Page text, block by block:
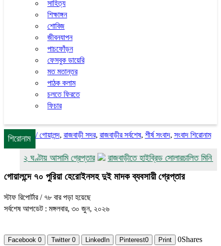
সাহিত্য
শিক্ষাঙ্গন
শোবিজ
জীবনযাপন
পাচফোঁড়ন
ফেসবুক ডায়েরি
মত মতান্তর
পাঠক কলাম
চলতে ফিরতে
ফিচার
শিরোনাম
২ ঘণ্টায় আসামি গ্রেপ্তার
রাজবাড়ীতে হাইব্রিড সোলারচালিত মিনি
/গোয়ালন্দ, রাজবাড়ী সদর, রাজবাড়ীর সর্বশেষ, শীর্ষ সংবাদ, সংবাদ শিরোনাম
গোয়ালন্দে ৭০ পুরিয়া হেরোইনসহ দুই মাদক ব্যবসায়ী গ্রেপ্তার
স্টাফ রিপোর্টার/ ৭৮ বার পড়া হয়েছে
সর্বশেষ আপডেট : মঙ্গলবার, ৩০ জুন, ২০২৬
Facebook 0 Twitter 0 LinkedIn Pinterest0 Print 0Shares